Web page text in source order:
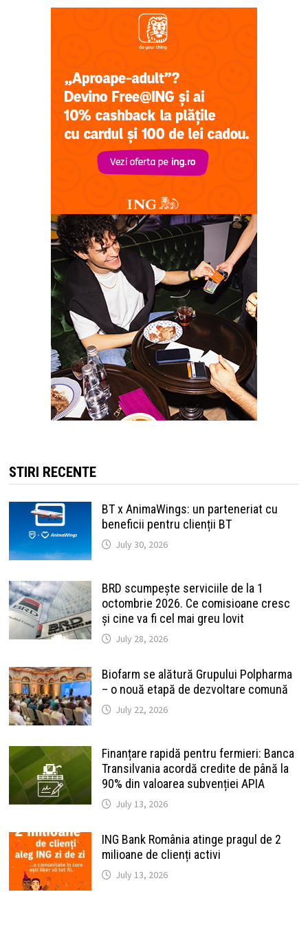
STIRI RECENTE
BT x AnimaWings: un parteneriat cu
beneficii pentru clienții BT
July 30, 2026
BRD scumpește serviciile de la 1
octombrie 2026. Ce comisioane cresc
și cine va fi cel mai greu lovit
July 28, 2026
Biofarm se alătură Grupului Polpharma
– o nouă etapă de dezvoltare comună
July 22, 2026
Finanțare rapidă pentru fermieri: Banca
Transilvania acordă credite de până la
90% din valoarea subvenției APIA
July 13, 2026
ING Bank România atinge pragul de 2
milioane de clienți activi
July 13, 2026